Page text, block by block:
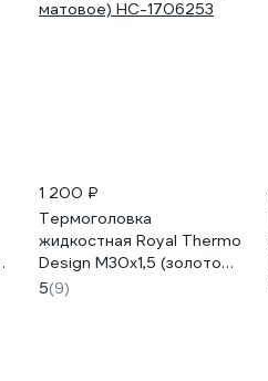
1 200 ₽
Термоголовка
жидкостная Royal Thermo
Design М30х1,5 (золото
матовое) НС-1706253
5(9)